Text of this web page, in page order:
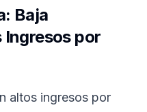
Baja
por
altos ingresos por